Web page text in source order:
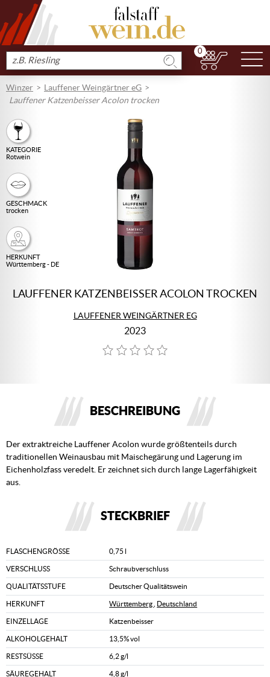
Produkt
suchen
0
Winzer
Lauffener Weingärtner eG
Lauffener Katzenbeisser Acolon trocken
KATEGORIE
Rotwein
GESCHMACK
trocken
HERKUNFT
Württemberg - DE
LAUFFENER KATZENBEISSER ACOLON TROCKEN
LAUFFENER WEINGÄRTNER EG
2023
BESCHREIBUNG
Der extraktreiche Lauffener Acolon wurde größtenteils durch
traditionellen Weinausbau mit Maischegärung und Lagerung im
Eichenholzfass veredelt. Er zeichnet sich durch lange Lagerfähigkeit
aus.
STECKBRIEF
FLASCHENGRÖSSE 0,75 l
VERSCHLUSS Schraubverschluss
QUALITÄTSSTUFE Deutscher Qualitätswein
HERKUNFT Württemberg Deutschland
EINZELLAGE Katzenbeisser
ALKOHOLGEHALT 13,5% vol
RESTSÜSSE 6,2 g/l
SÄUREGEHALT 4,8 g/l